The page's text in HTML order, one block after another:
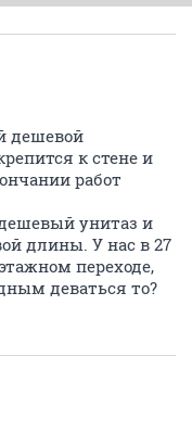
дешевой
к стене и
работ
унитаз и
длины. У нас в 27
переходе,
деваться то?